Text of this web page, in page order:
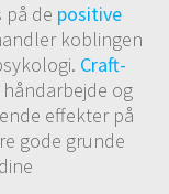
på de positive
koblingen
Craft-
og
effekter på
gode grunde